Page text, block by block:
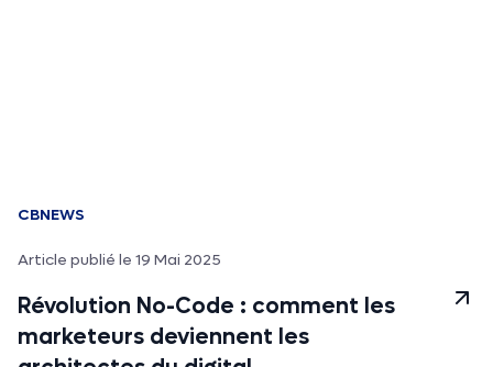
CBNEWS
Article publié le 19 Mai 2025
Révolution No-Code : comment les
marketeurs deviennent les